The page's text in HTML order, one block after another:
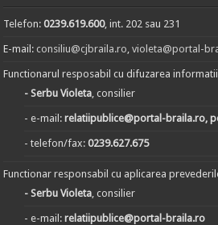
Telefon:0239.619.600, int. 202 sau 231
E-mail:consiliu@cjbraila.ro,violeta@portal-
Functionarul resposabil cu difuzarea
- Serbu Violeta, consilier
- e-mail:relatiipublice@portal-braila.ro,
- telefon/fax:0239.627.675
Functionar responsabil cu aplicarea
- Serbu Violeta, consilier
- e-mail:relatiipublice@portal-braila.ro